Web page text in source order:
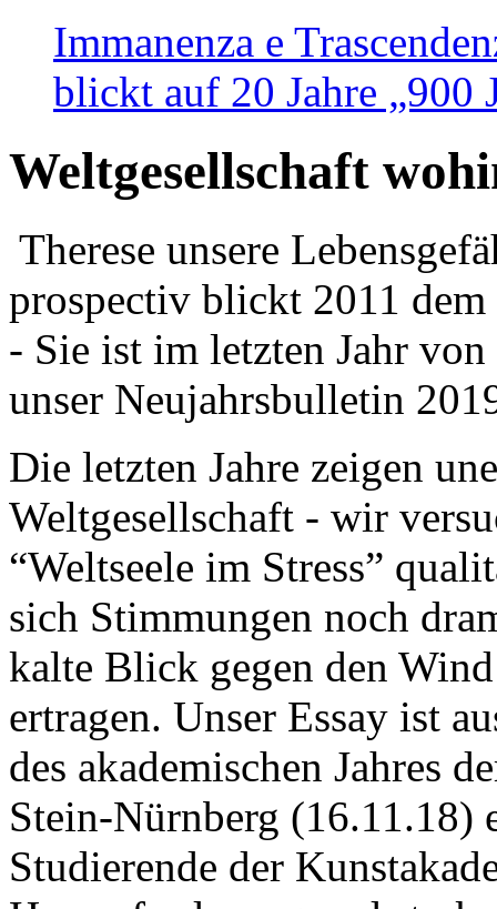
Immanenza e
blickt auf 20 Jahre „900
Weltgesellschaft
Therese unsere
prospectiv blickt 2011
- Sie ist im letzten Jahr
unser Neujahrsbulletin
Die letzten Jahre zeigen
Weltgesellschaft - wir
“Weltseele im Stress”
sich Stimmungen noch
kalte Blick gegen den
ertragen. Unser Essay ist
des akademischen Jahres
Stein-Nürnberg (16.11.18)
Studierende der